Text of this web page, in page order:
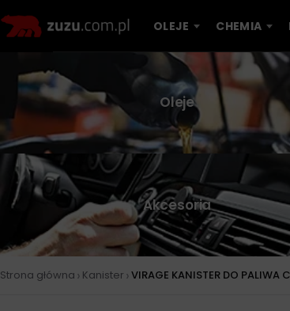
OLEJE CHEMIA
Oleje
Akcesoria
Strona główna › Kanister › VIRAGE KANISTER DO PALIWA